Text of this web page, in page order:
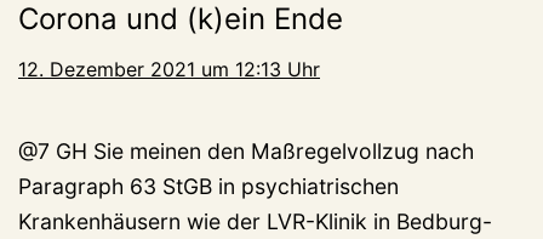
Corona und (k)ein Ende
12. Dezember 2021 um 12:13 Uhr
@7 GH Sie meinen den Maßregelvollzug nach
Paragraph 63 StGB in psychiatrischen
Krankenhäusern wie der LVR-Klinik in Bedburg-